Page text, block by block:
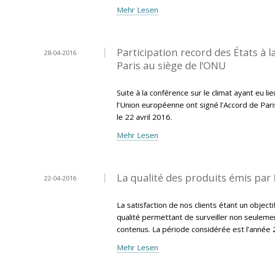
Mehr Lesen
Participation record des États à
Paris au siège de l’ONU
28-04-2016
Suite à la conférence sur le climat ayant eu
l’Union européenne ont signé l’Accord de
le 22 avril 2016.
Mehr Lesen
La qualité des produits émis par
22-04-2016
La satisfaction de nos clients étant un
qualité permettant de surveiller non
contenus. La période considérée est l’année
Mehr Lesen